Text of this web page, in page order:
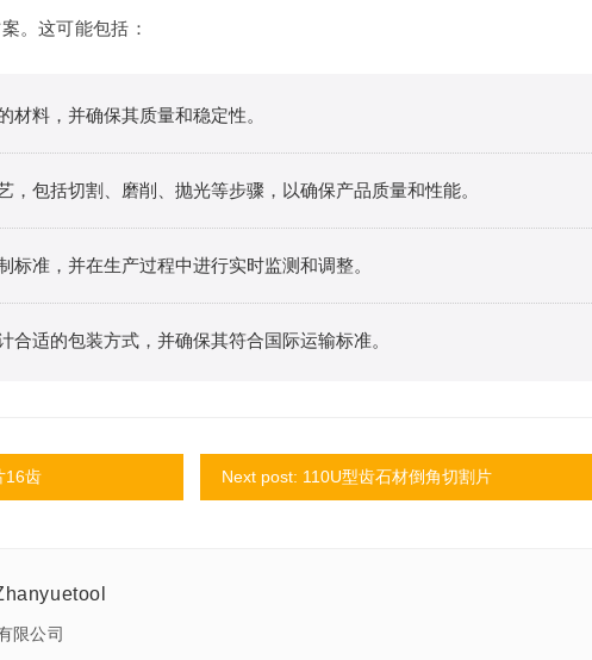
。这可能包括：
材料，并确保其质量和稳定性。
，包括切割、磨削、抛光等步骤，以确保产品质量和性能。
标准，并在生产过程中进行实时监测和调整。
合适的包装方式，并确保其符合国际运输标准。
16齿 Next post: 110U型齿石材倒角切割片
限公司